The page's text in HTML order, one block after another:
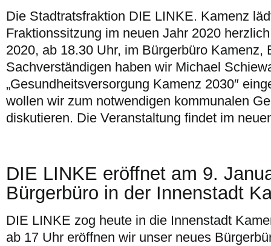
Die Stadtratsfraktion DIE LINKE. Kamenz
Fraktionssitzung im neuen Jahr 2020
2020, ab 18.30 Uhr, im Bürgerbüro Kamenz,
Sachverständigen haben wir Michael
„Gesundheitsversorgung Kamenz 2030″
wollen wir zum notwendigen kommunalen
diskutieren. Die Veranstaltung findet im
DIE LINKE eröffnet am 9.
Bürgerbüro in der Innenstadt
DIE LINKE zog heute in die Innenstadt
ab 17 Uhr eröffnen wir unser neues